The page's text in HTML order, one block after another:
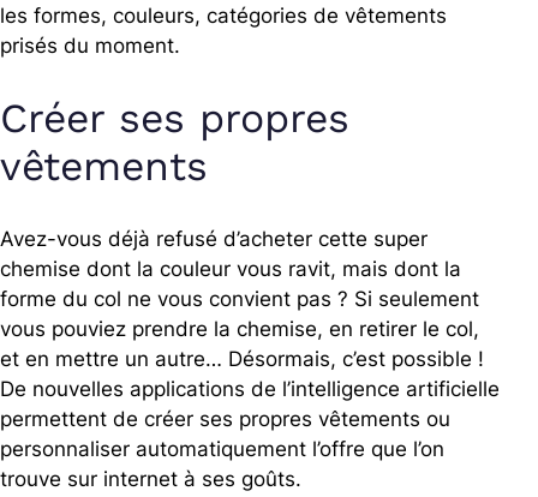
les formes, couleurs, catégories de vêtements
prisés du moment.
Créer ses propres
vêtements
Avez-vous déjà refusé d’acheter cette super
chemise dont la couleur vous ravit, mais dont la
forme du col ne vous convient pas ? Si seulement
vous pouviez prendre la chemise, en retirer le col,
et en mettre un autre… Désormais, c’est possible !
De nouvelles applications de l’intelligence artificielle
permettent de créer ses propres vêtements ou
personnaliser automatiquement l’offre que l’on
trouve sur internet à ses goûts.